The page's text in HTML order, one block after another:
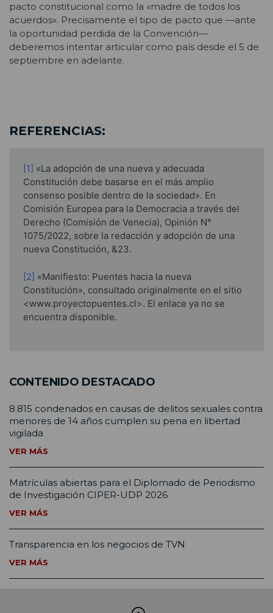
pacto constitucional como la «madre de todos los
acuerdos». Precisamente el tipo de pacto que —ante
la oportunidad perdida de la Convención—
deberemos intentar articular como país desde el 5 de
septiembre en adelante.
REFERENCIAS:
[1] «La adopción de una nueva y adecuada
Constitución debe basarse en el más amplio
consenso posible dentro de la sociedad». En
Comisión Europea para la Democracia a través del
Derecho (Comisión de Venecia), Opinión N°
1075/2022, sobre la redacción y adopción de una
nueva Constitución, &23.
[2] «Manifiesto: Puentes hacia la nueva
Constitución», consultado originalmente en el sitio
<www.proyectopuentes.cl>. El enlace ya no se
encuentra disponible.
CONTENIDO DESTACADO
8.815 condenados en causas de delitos sexuales contra
menores de 14 años cumplen su pena en libertad
vigilada
VER MÁS
Matrículas abiertas para el Diplomado de Periodismo
de Investigación CIPER-UDP 2026
VER MÁS
Transparencia en los negocios de TVN
VER MÁS